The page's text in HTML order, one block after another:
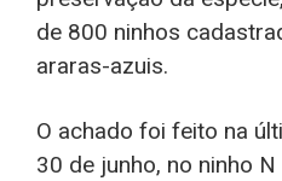
de 800 ninhos
araras-azuis.
O achado foi feito na
30 de junho, no ninho